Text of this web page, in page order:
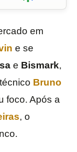
em
e se
e Bismark,
Bruno
foco. Após a
, o